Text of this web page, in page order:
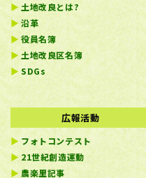
土地改良とは?
沿革
役員名簿
土地改良区名簿
SDGs
広報活動
フォトコンテスト
21世紀創造運動
農楽里記事